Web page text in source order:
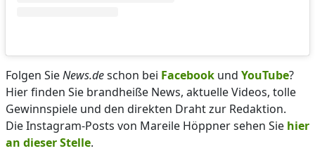
Folgen SieNews.deschon bei Facebook und YouTube?
Hier finden Sie brandheiße News, aktuelle Videos, tolle
Gewinnspiele und den direkten Draht zur Redaktion.
Die Instagram-Posts von Mareile Höppner sehen Sie hier
an dieser Stelle.